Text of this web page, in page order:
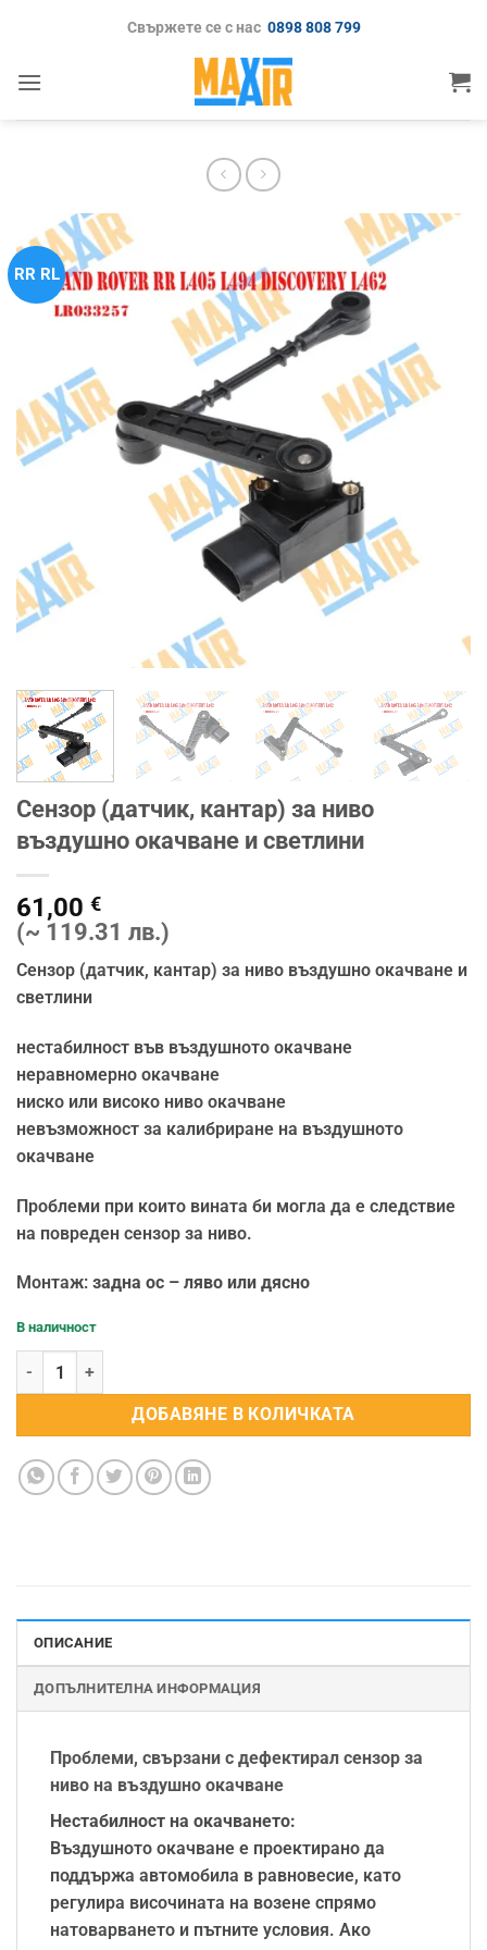
Свържете се с нас 0898 808 799
RR RL
Сензор (датчик, кантар) за ниво
въздушно окачване и светлини
61,00 €
(~ 119.31 лв.)
Сензор (датчик, кантар) за ниво въздушно окачване и
светлини
нестабилност във въздушното окачване
неравномерно окачване
ниско или високо ниво окачване
невъзможност за калибриране на въздушното
окачване
Проблеми при които вината би могла да е следствие
на повреден сензор за ниво.
Монтаж: задна ос – ляво или дясно
В наличност
количество за Сензор (датчик, кантар) за ниво въздушно
ДОБАВЯНЕ В КОЛИЧКАТА
ОПИСАНИЕ
ДОПЪЛНИТЕЛНА ИНФОРМАЦИЯ
Проблеми, свързани с дефектирал сензор за
ниво на въздушно окачване
Нестабилност на окачването:
Въздушното окачване е проектирано да
поддържа автомобила в равновесие, като
регулира височината на возене спрямо
натоварването и пътните условия. Ако